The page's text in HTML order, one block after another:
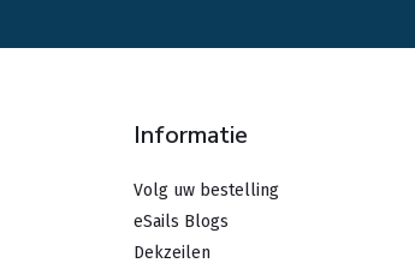
Informatie
Volg uw bestelling
eSails Blogs
Dekzeilen